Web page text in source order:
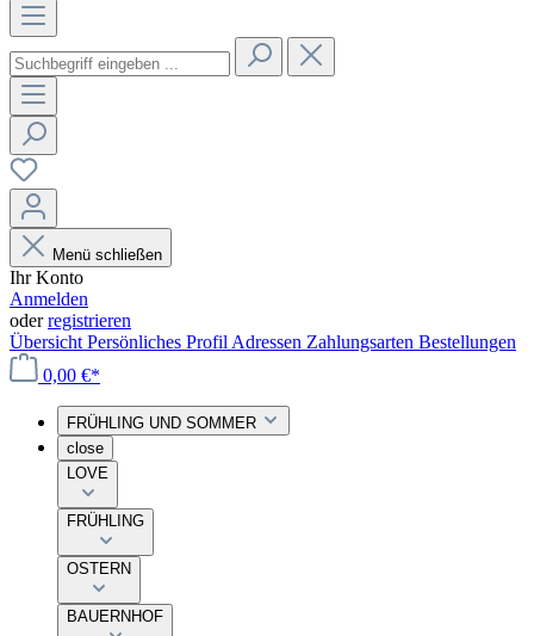
Menü schließen
Ihr Konto
Anmelden
oderregistrieren
Übersicht Persönliches Profil Adressen Zahlungsarten Bestellungen
0,00 €*
FRÜHLING UND SOMMER
close
LOVE
FRÜHLING
OSTERN
BAUERNHOF